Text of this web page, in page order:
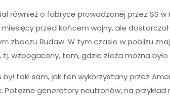
również o fabryce prowadzonej przez SS
przed końcem wojny, ale
zboczu Rudaw. W tym czasie w pobliżu
wzbogacony, tam, gdzie złoża można
taki sam, jak ten wykorzystany przez
Potężne generatory neutronów, na